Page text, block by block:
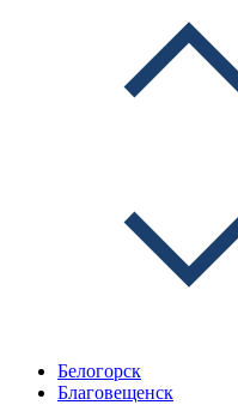
Белогорск
Благовещенск